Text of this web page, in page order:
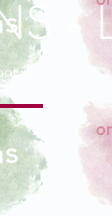
-
18/3